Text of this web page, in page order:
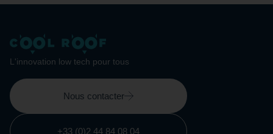
L'innovation low tech pour tous
Nous contacter
+33 (0)2 44 84 08 04